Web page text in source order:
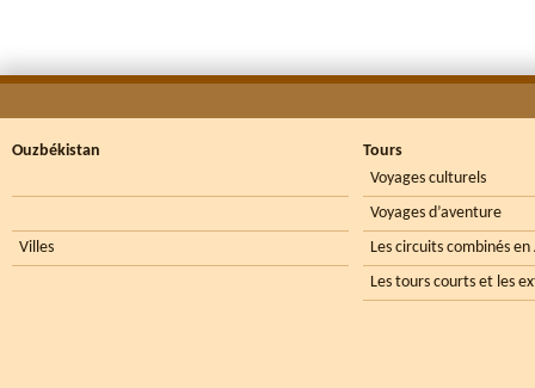
Ouzbékistan
Villes
Tours
Voyages culturels
Voyages d’aventure
Les circuits combinés
Les tours courts et les